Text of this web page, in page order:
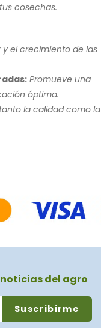
cosechas.
y el crecimiento de las
Promueve una
óptima.
la calidad como la
del agro